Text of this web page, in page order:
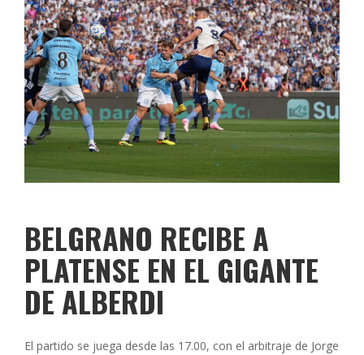
BELGRANO RECIBE A
PLATENSE EN EL GIGANTE
DE ALBERDI
El partido se juega desde las 17.00, con el arbitraje de Jorge